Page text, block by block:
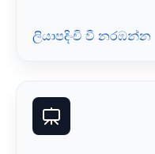
ලියාපදිංචි වී නරඹන්න